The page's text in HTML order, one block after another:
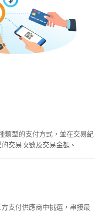
類型的支付方式，並在交易紀
交易次數及交易金額。
支付供應商中挑選，串接最